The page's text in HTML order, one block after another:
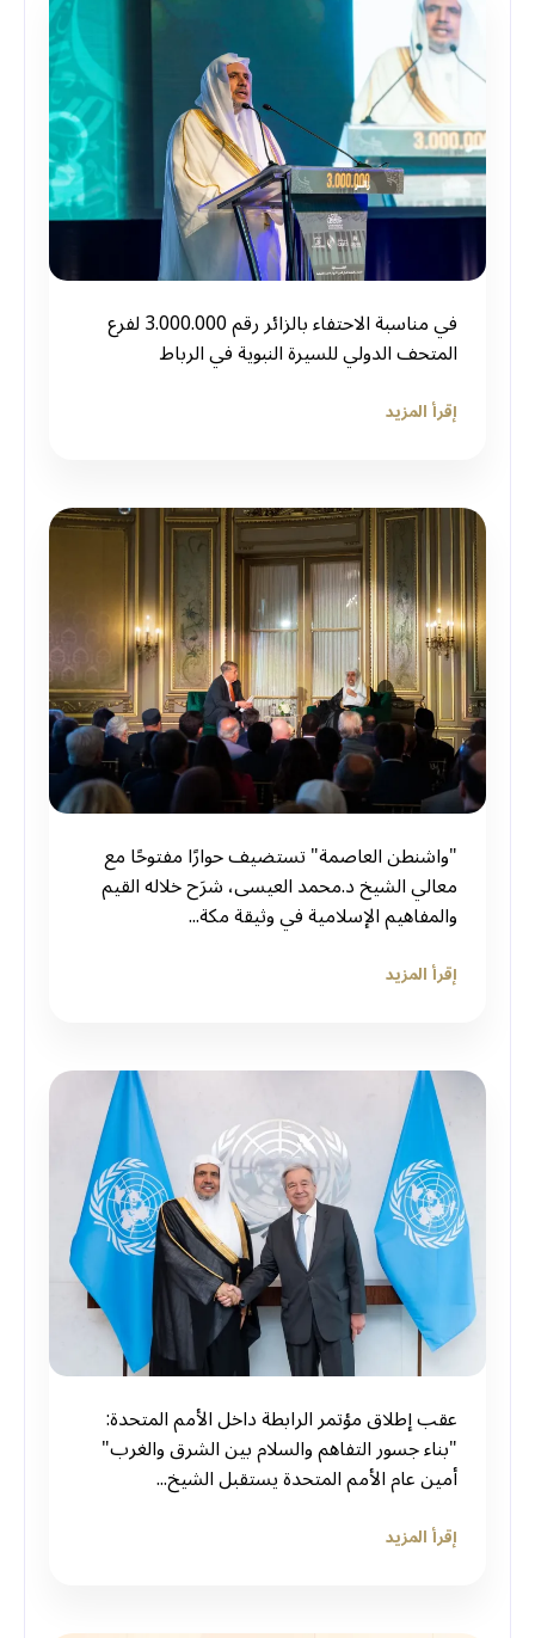
في مناسبة الاحتفاء بالزائر رقم 3.000.000 لفرع
المتحف الدولي للسيرة النبوية في الرباط
إقرأ المزيد
"واشنطن العاصمة" تستضيف حوارًا مفتوحًا مع
معالي الشيخ د.⁧‫محمد العيسى‬⁩، شرَح خلاله القيم
والمفاهيم الإسلامية في ⁧‫وثيقة مكة...
إقرأ المزيد
عقب إطلاق مؤتمر الرابطة داخل الأمم المتحدة:
"بناء جسور التفاهم والسلام بين الشرق والغرب"
أمين عام الأمم المتحدة يستقبل الشيخ...
إقرأ المزيد